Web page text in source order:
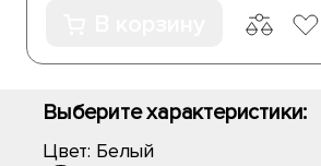
Выберите характеристики:
Цвет: Белый